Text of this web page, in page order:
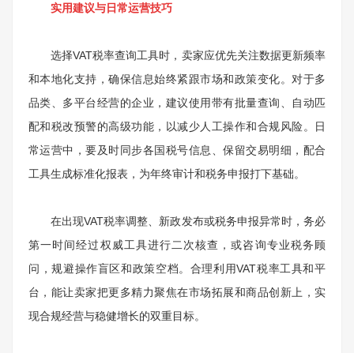
实用建议与日常运营技巧
选择VAT税率查询工具时，卖家应优先关注数据更新频率
和本地化支持，确保信息始终紧跟市场和政策变化。对于多
品类、多平台经营的企业，建议使用带有批量查询、自动匹
配和税改预警的高级功能，以减少人工操作和合规风险。日
常运营中，要及时同步各国税号信息、保留交易明细，配合
工具生成标准化报表，为年终审计和税务申报打下基础。
在出现VAT税率调整、新政发布或税务申报异常时，务必
第一时间经过权威工具进行二次核查，或咨询专业税务顾
问，规避操作盲区和政策空档。合理利用VAT税率工具和平
台，能让卖家把更多精力聚焦在市场拓展和商品创新上，实
现合规经营与稳健增长的双重目标。